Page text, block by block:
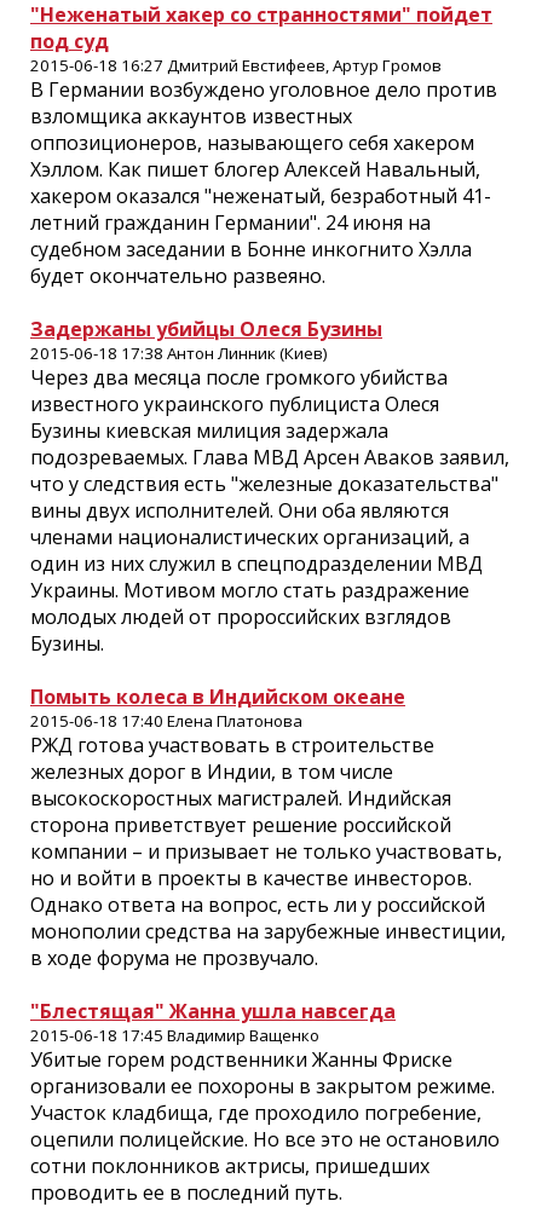
"Неженатый хакер со странностями" пойдет
под суд
2015-06-18 16:27 Дмитрий Евстифеев, Артур Громов
В Германии возбуждено уголовное дело против
взломщика аккаунтов известных
оппозиционеров, называющего себя хакером
Хэллом. Как пишет блогер Алексей Навальный,
хакером оказался "неженатый, безработный 41-
летний гражданин Германии". 24 июня на
судебном заседании в Бонне инкогнито Хэлла
будет окончательно развеяно.
Задержаны убийцы Олеся Бузины
2015-06-18 17:38 Антон Линник (Киев)
Через два месяца после громкого убийства
известного украинского публициста Олеся
Бузины киевская милиция задержала
подозреваемых. Глава МВД Арсен Аваков заявил,
что у следствия есть "железные доказательства"
вины двух исполнителей. Они оба являются
членами националистических организаций, а
один из них служил в спецподразделении МВД
Украины. Мотивом могло стать раздражение
молодых людей от пророссийских взглядов
Бузины.
Помыть колеса в Индийском океане
2015-06-18 17:40 Елена Платонова
РЖД готова участвовать в строительстве
железных дорог в Индии, в том числе
высокоскоростных магистралей. Индийская
сторона приветствует решение российской
компании – и призывает не только участвовать,
но и войти в проекты в качестве инвесторов.
Однако ответа на вопрос, есть ли у российской
монополии средства на зарубежные инвестиции,
в ходе форума не прозвучало.
"Блестящая" Жанна ушла навсегда
2015-06-18 17:45 Владимир Ващенко
Убитые горем родственники Жанны Фриске
организовали ее похороны в закрытом режиме.
Участок кладбища, где проходило погребение,
оцепили полицейские. Но все это не остановило
сотни поклонников актрисы, пришедших
проводить ее в последний путь.